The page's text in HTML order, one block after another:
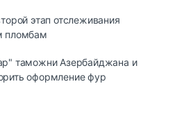
этап отслеживания
пломбам
таможни Азербайджана и
оформление фур